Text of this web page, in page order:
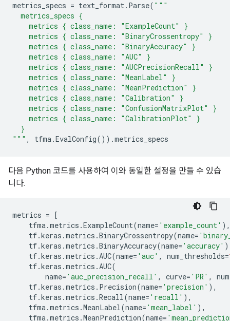
metrics_specs = text_format. Parse( """
  metrics_specs {
    metrics { class_name: "ExampleCount" }
    metrics { class_name: "BinaryCrossentropy" }
    metrics { class_name: "BinaryAccuracy" }
    metrics { class_name: "AUC" }
    metrics { class_name: "AUCPrecisionRecall" }
    metrics { class_name: "MeanLabel" }
    metrics { class_name: "MeanPrediction" }
    metrics { class_name: "Calibration" }
    metrics { class_name: "ConfusionMatrixPlot" }
    metrics { class_name: "CalibrationPlot" }
  }
""" , tfma.EvalConfig()) .metrics_specs
다음 Python 코드를 사용하여 이와 동일한 설정을 만들 수 있습
니다.
metrics = [
tfma.metrics .ExampleCount(name= 'example_count' ),
tf.keras .metrics .BinaryCrossentropy(name=
tf.keras .metrics .BinaryAccuracy(name= 'accuracy'
tf.keras .metrics .AUC(name= 'auc' , num_thresholds=
tf.keras .metrics .AUC(
name= 'auc_precision_recall' , curve= 'PR' ,
tf.keras .metrics . Precision(name= 'precision' ),
tf.keras .metrics .Recall(name= 'recall' ),
tfma.metrics .MeanLabel(name= 'mean_label' ),
tfma.metrics .MeanPrediction(name=